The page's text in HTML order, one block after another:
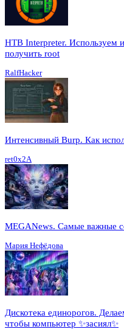
HTB Interpreter.
получить root
RalfHacker
Интенсивный Burp. Как
ret0x2A
MEGANews. Cамые важные
Мария Нефёдова
Дискотека единорогов.
чтобы компьютер ✨засиял✨